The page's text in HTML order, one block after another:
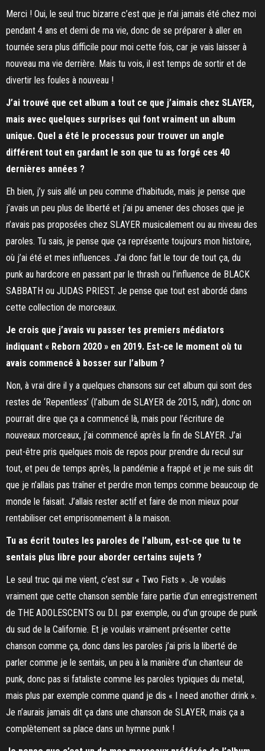
Merci ! Oui, le seul truc bizarre c’est que je n’ai jamais été chez moi
pendant 4 ans et demi de ma vie, donc de se préparer à aller en
tournée sera plus difficile pour moi cette fois, car je vais laisser à
nouveau ma vie derrière. Mais tu vois, il est temps de sortir et de
divertir les foules à nouveau !
J’ai trouvé que cet album a tout ce que j’aimais chez SLAYER,
mais avec quelques surprises qui font vraiment un album
unique. Quel a été le processus pour trouver un angle
différent tout en gardant le son que tu as forgé ces 40
dernières années ?
Eh bien, j’y suis allé un peu comme d’habitude, mais je pense que
j’avais un peu plus de liberté et j’ai pu amener des choses que je
n’avais pas proposées chez SLAYER musicalement ou au niveau des
paroles. Tu sais, je pense que ça représente toujours mon histoire,
où j’ai été et mes influences. J’ai donc fait le tour de tout ça, du
punk au hardcore en passant par le thrash ou l’influence de BLACK
SABBATH ou JUDAS PRIEST. Je pense que tout est abordé dans
cette collection de morceaux.
Je crois que j’avais vu passer tes premiers médiators
indiquant « Reborn 2020 » en 2019. Est-ce le moment où tu
avais commencé à bosser sur l’album ?
Non, à vrai dire il y a quelques chansons sur cet album qui sont des
restes de ‘Repentless’ (l’album de SLAYER de 2015, ndlr), donc on
pourrait dire que ça a commencé là, mais pour l’écriture de
nouveaux morceaux, j’ai commencé après la fin de SLAYER. J’ai
peut-être pris quelques mois de repos pour prendre du recul sur
tout, et peu de temps après, la pandémie a frappé et je me suis dit
que je n’allais pas traîner et perdre mon temps comme beaucoup de
monde le faisait. J’allais rester actif et faire de mon mieux pour
rentabiliser cet emprisonnement à la maison.
Tu as écrit toutes les paroles de l’album, est-ce que tu te
sentais plus libre pour aborder certains sujets ?
Le seul truc qui me vient, c’est sur « Two Fists ». Je voulais
vraiment que cette chanson semble faire partie d’un enregistrement
de THE ADOLESCENTS ou D.I. par exemple, ou d’un groupe de punk
du sud de la Californie. Et je voulais vraiment présenter cette
chanson comme ça, donc dans les paroles j’ai pris la liberté de
parler comme je le sentais, un peu à la manière d’un chanteur de
punk, donc pas si fataliste comme les paroles typiques du metal,
mais plus par exemple comme quand je dis « I need another drink ».
Je n’aurais jamais dit ça dans une chanson de SLAYER, mais ça a
complètement sa place dans un hymne punk !